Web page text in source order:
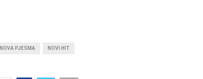
NOVA PJESMA NOVI HIT